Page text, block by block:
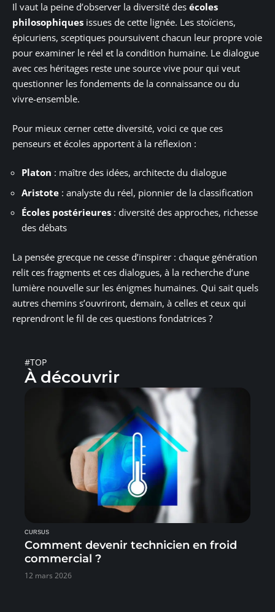
Il vaut la peine d’observer la diversité des écoles
philosophiques issues de cette lignée. Les stoïciens,
épicuriens, sceptiques poursuivent chacun leur propre voie
pour examiner le réel et la condition humaine. Le dialogue
avec ces héritages reste une source vive pour qui veut
questionner les fondements de la connaissance ou du
vivre-ensemble.
Pour mieux cerner cette diversité, voici ce que ces
penseurs et écoles apportent à la réflexion :
Platon : maître des idées, architecte du dialogue
Aristote : analyste du réel, pionnier de la classification
Écoles postérieures : diversité des approches, richesse
des débats
La pensée grecque ne cesse d’inspirer : chaque génération
relit ces fragments et ces dialogues, à la recherche d’une
lumière nouvelle sur les énigmes humaines. Qui sait quels
autres chemins s’ouvriront, demain, à celles et ceux qui
reprendront le fil de ces questions fondatrices ?
#TOP
À découvrir
CURSUS
Comment devenir technicien en froid
commercial ?
12 mars 2026